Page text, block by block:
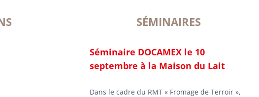
SÉMINAIRES
Séminaire DOCAMEX le 10
septembre à la Maison du Lait
Dans le cadre du RMT « Fromage de Terroir »,